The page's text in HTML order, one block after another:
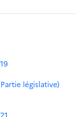
législative)